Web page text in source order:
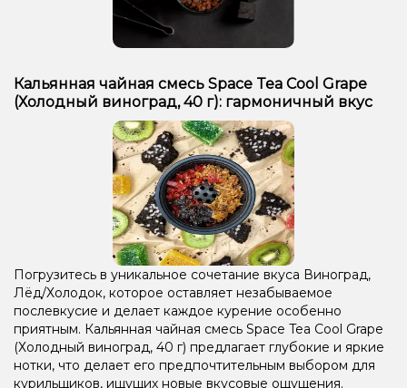
Кальянная чайная смесь Space Tea Cool Grape
(Холодный виноград, 40 г): гармоничный вкус
Погрузитесь в уникальное сочетание вкуса Виноград,
Лёд/Холодок, которое оставляет незабываемое
послевкусие и делает каждое курение особенно
приятным. Кальянная чайная смесь Space Tea Cool Grape
(Холодный виноград, 40 г) предлагает глубокие и яркие
нотки, что делает его предпочтительным выбором для
курильщиков, ищущих новые вкусовые ощущения.